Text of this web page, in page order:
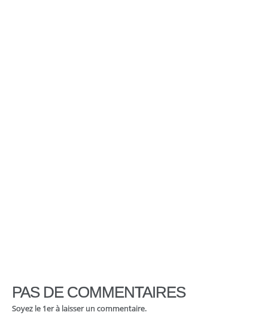
PAS DE COMMENTAIRES
Soyez le 1er à laisser un commentaire.